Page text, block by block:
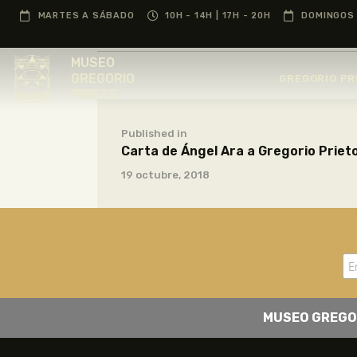
MARTES A SÁBADO 10H - 14H | 17H - 20H
MUSEO
Published in
Carta de Ángel Ara a Gregorio
19 octubre, 2018
MUSEO